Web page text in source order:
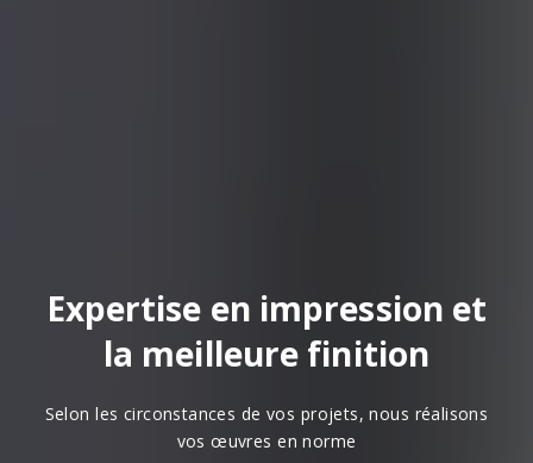
Expertise en impression et
la meilleure finition
Selon les circonstances de vos projets, nous réalisons
vos œuvres en norme